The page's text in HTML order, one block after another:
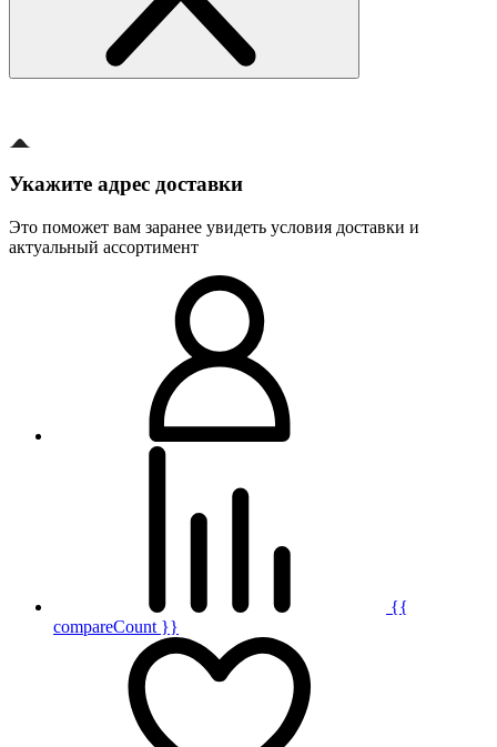
Укажите адрес доставки
Это поможет вам заранее увидеть условия доставки и
актуальный ассортимент
{{
compareCount }}